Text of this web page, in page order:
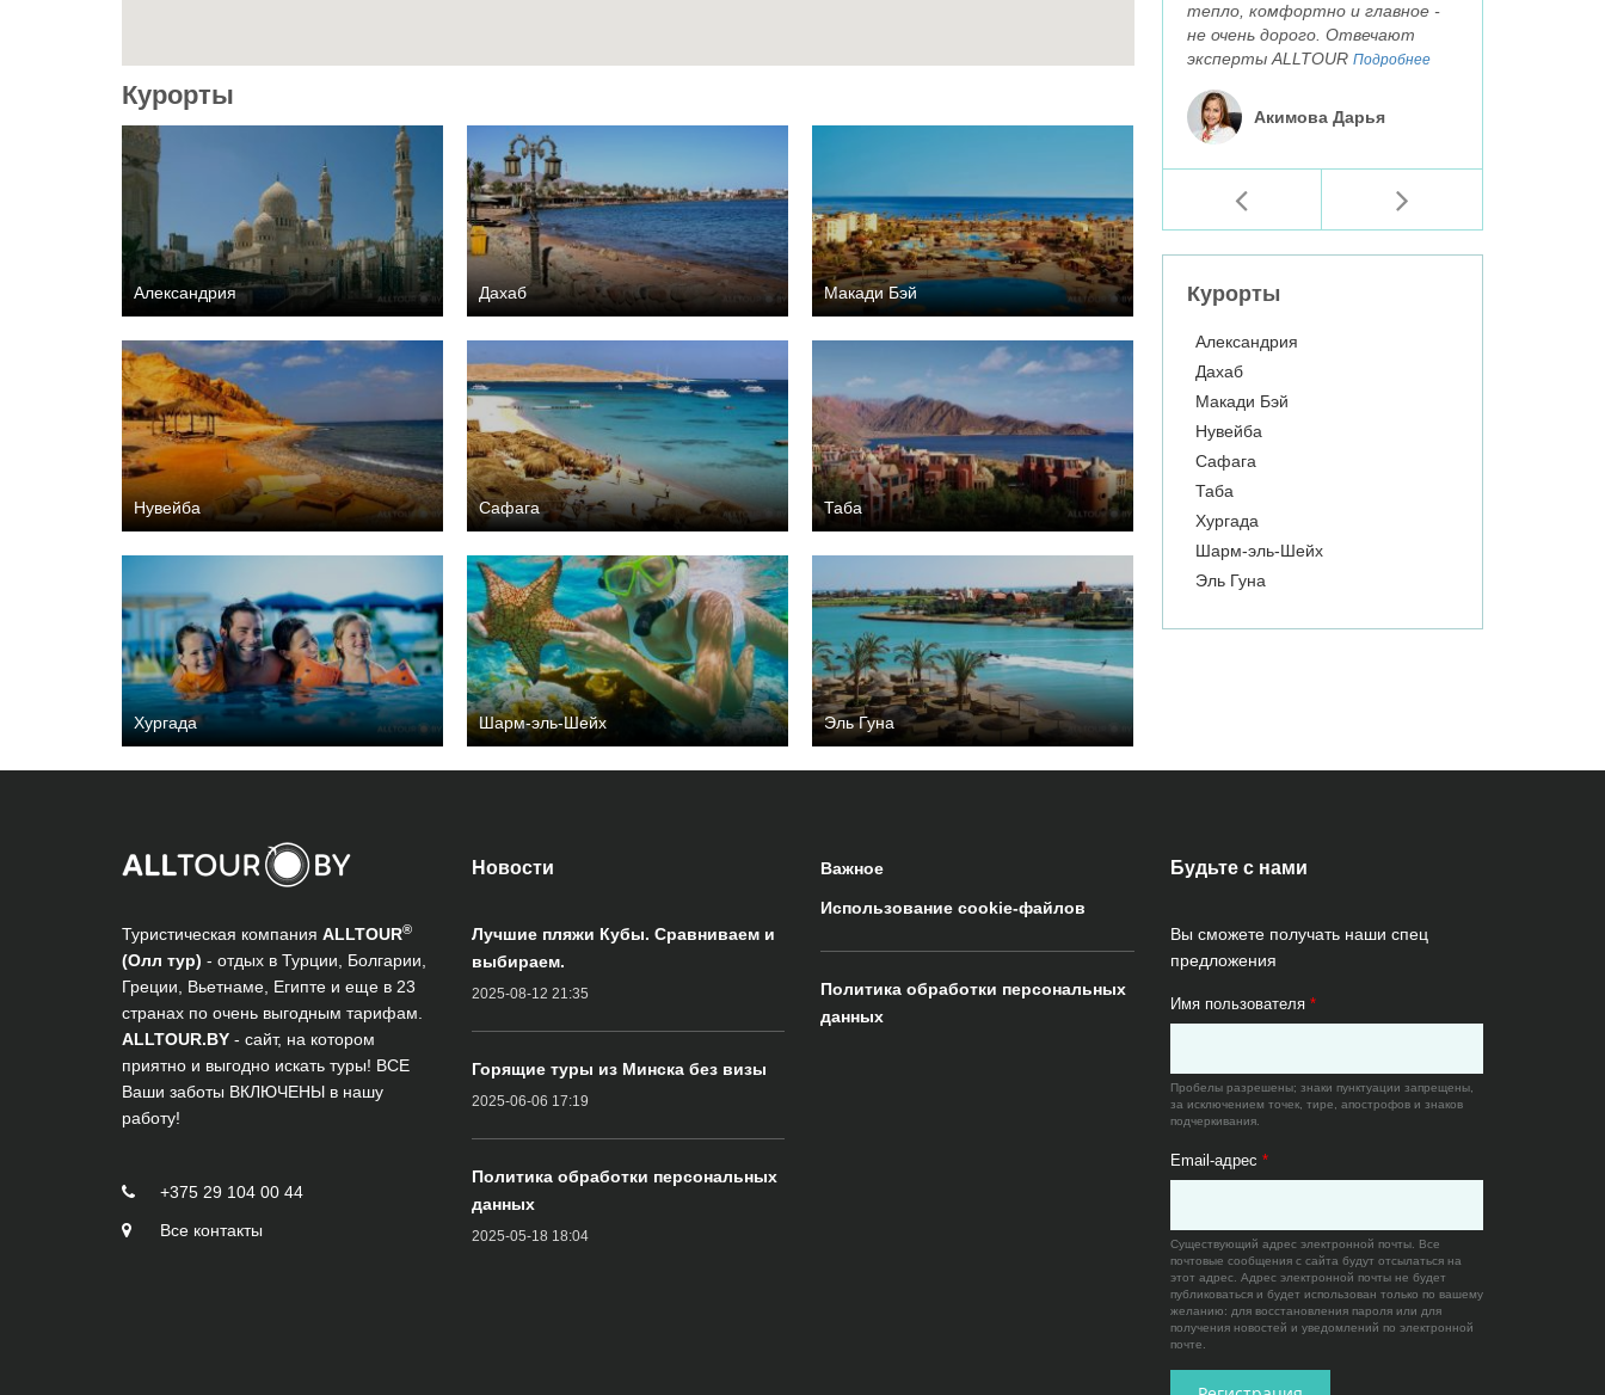
Курорты
Александрия Дахаб Макади Бэй
Нувейба Сафага Таба
Хургада Шарм-эль-Шейх Эль Гуна
тепло, комфортно и главное -
не очень дорого. Отвечают
эксперты ALLTOUR Подробнее
Акимова Дарья
Курорты
Александрия
Дахаб
Макади Бэй
Нувейба
Сафага
Таба
Хургада
Шарм-эль-Шейх
Эль Гуна
Туристическая компания ALLTOUR®
(Олл тур) - отдых в Турции, Болгарии,
Греции, Вьетнаме, Египте и еще в 23
странах по очень выгодным тарифам.
ALLTOUR.BY - сайт, на котором
приятно и выгодно искать туры! ВСЕ
Ваши заботы ВКЛЮЧЕНЫ в нашу
работу!
+375 29 104 00 44
Все контакты
Новости
Лучшие пляжи Кубы. Сравниваем и
выбираем.
2025-08-12 21:35
Горящие туры из Минска без визы
2025-06-06 17:19
Политика обработки персональных
данных
2025-05-18 18:04
Важное
Использование cookie-файлов
Политика обработки персональных
данных
Будьте с нами
Вы сможете получать наши спец
предложения
Имя пользователя *
Пробелы разрешены; знаки пунктуации запрещены,
за исключением точек, тире, апострофов и знаков
подчеркивания.
Email-адрес *
Существующий адрес электронной почты. Все
почтовые сообщения с сайта будут отсылаться на
этот адрес. Адрес электронной почты не будет
публиковаться и будет использован только по вашему
желанию: для восстановления пароля или для
получения новостей и уведомлений по электронной
почте.